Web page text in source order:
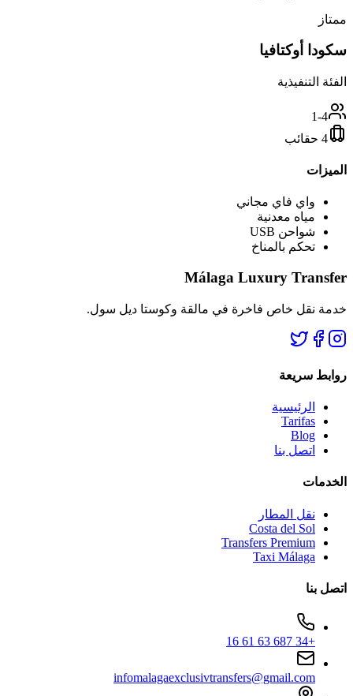
ممتاز
سكودا أوكتافيا
الفئة التنفيذية
1-4
4 حقائب
الميزات
واي فاي مجاني
مياه معدنية
شواحن USB
تحكم بالمناخ
Málaga Luxury Transfer
خدمة نقل خاص فاخرة في مالقة وكوستا ديل سول.
روابط سريعة
الرئيسية
Tarifas
Blog
اتصل بنا
الخدمات
نقل المطار
Costa del Sol
Transfers Premium
Taxi Málaga
اتصل بنا
+34 687 63 61 16
infomalagaexclusivtransfers@gmail.com